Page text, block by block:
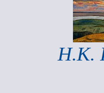
Н.К.